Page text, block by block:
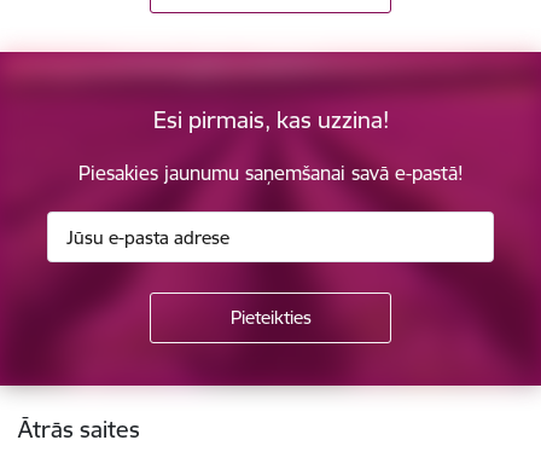
Esi pirmais, kas uzzina!
Piesakies jaunumu saņemšanai savā e-pastā!
Kājene
Ātrās saites